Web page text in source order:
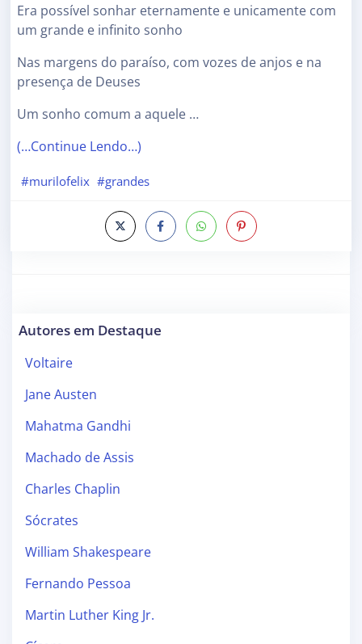
Era possível sonhar eternamente e unicamente com
um grande e infinito sonho
Nas margens do paraíso, com vozes de anjos e na
presença de Deuses
Um sonho comum a aquele …
(…Continue Lendo…)
#murilofelix #grandes
Autores em Destaque
Voltaire
Jane Austen
Mahatma Gandhi
Machado de Assis
Charles Chaplin
Sócrates
William Shakespeare
Fernando Pessoa
Martin Luther King Jr.